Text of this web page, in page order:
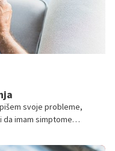
svoje probleme,
da imam simptome